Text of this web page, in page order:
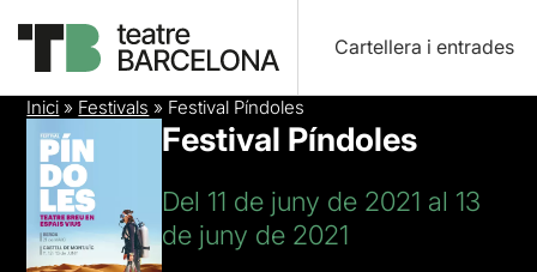
Cartellera i entrades
Inici » Festivals » Festival Píndoles
Festival Píndoles
Del 11 de juny de 2021 al 13
de juny de 2021